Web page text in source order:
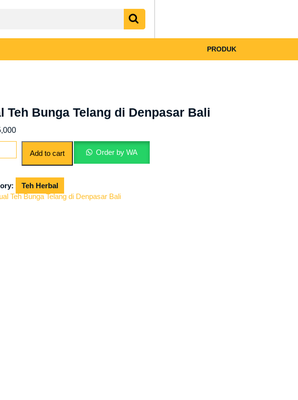
PRODUK
Teh Bunga Telang di Denpasar Bali
Add to cart Order by WA
Teh Herbal
Teh Bunga Telang di Denpasar Bali